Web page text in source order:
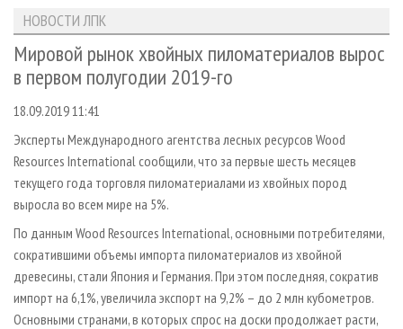
ЛЕСОЗАГОТОВКА
ЛЕСОПИЛЕНИЕ
ПРОИЗВОДСТВО ДРЕВЕСНЫХ ПЛИТ
ДЕРЕВЯННОЕ ДОМОСТРОЕНИЕ
ПРОИЗВОДСТВО МЕБЕЛИ
БИОЭНЕРГЕТИКА
ЦБП
ИНСТРУМЕНТ И МАТЕРИАЛЫ
НОВОСТИ ЛПК
НОВОСТИ ЖУРНАЛА
ПРОЕКТЫ ЛПИ
АНАЛИТИКА
ПРЕДПРИЯТИЯ ЛПК
ПЕРСОНЫ
МОБИЛЬНЫЕ ВЫСТАВКИ
ОФИЦИАЛЬНЫЕ ДЕЛЕГАЦИИ
RUSSIAN FORESTRY REVIEW
ГАЗЕТА ЛЕСПРОМФОРУМ
БИБЛИОТЕКА СПЕЦИАЛИСТА
АРХИВ
АРХИВ ЖУРНАЛОВ
О ЖУРНАЛЕ
ПОДПИСКА
КОНТАКТЫ
РЕКЛАМОДАТЕЛЯМ
РЕКЛАМА
РЕКЛАМА НА САЙТЕ
НОВОСТИ ЛПК
Мировой рынок хвойных пиломатериалов вырос
в первом полугодии 2019-го
18.09.2019 11:41
Эксперты Международного агентства лесных ресурсов Wood
Resources International сообщили, что за первые шесть месяцев
текущего года торговля пиломатериалами из хвойных пород
выросла во всем мире на 5%.
По данным Wood Resources International, основными потребителями,
сократившими объемы импорта пиломатериалов из хвойной
древесины, стали Япония и Германия. При этом последняя, сократив
импорт на 6,1%, увеличила экспорт на 9,2% – до 2 млн кубометров.
Основными странами, в которых спрос на доски продолжает расти,